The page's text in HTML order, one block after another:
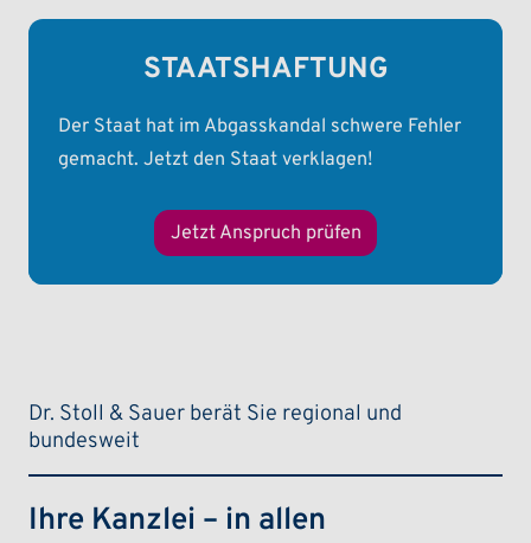
STAATSHAFTUNG
Der Staat hat im Abgasskandal schwere Fehler
gemacht. Jetzt den Staat verklagen!
Jetzt Anspruch prüfen
Dr. Stoll & Sauer berät Sie regional und
bundesweit
Ihre Kanzlei – in allen